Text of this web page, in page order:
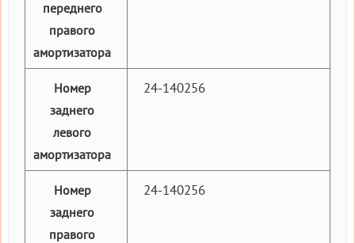
переднего
правого
амортизатора
Номер
заднего
левого
амортизатора
24-140256
Номер
заднего
правого
24-140256